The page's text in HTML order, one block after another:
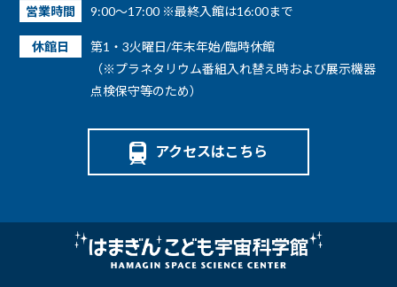
営業時間 9:00～17:00 ※最終入館は16:00まで
休館日
第1・3火曜日/年末年始/臨時休館
（※プラネタリウム番組入れ替え時および展示機器
点検保守等のため）
アクセスはこちら